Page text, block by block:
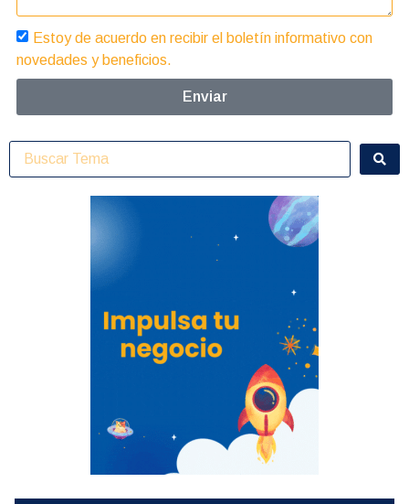
Estoy de acuerdo en recibir el boletín informativo con
novedades y beneficios.
Enviar